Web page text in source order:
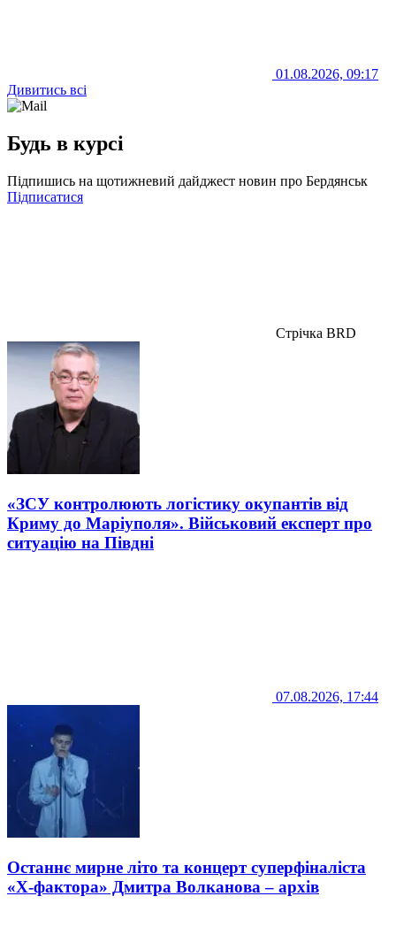
01.08.2026, 09:17
Дивитись всі
Будь в курсі
Підпишись на щотижневий дайджест новин про Бердянськ
Підписатися
Стрічка BRD
«ЗСУ контролюють логістику окупантів від
Криму до Маріуполя». Військовий експерт про
ситуацію на Півдні
07.08.2026, 17:44
Останнє мирне літо та концерт суперфіналіста
«Х-фактора» Дмитра Волканова – архів